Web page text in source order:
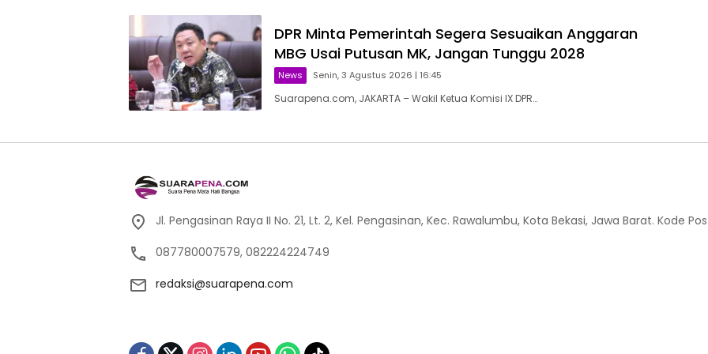
DPR Minta Pemerintah Segera Sesuaikan Anggaran
MBG Usai Putusan MK, Jangan Tunggu 2028
News Senin, 3 Agustus 2026 | 16:45
Suarapena.com, JAKARTA – Wakil Ketua Komisi IX DPR…
Jl. Pengasinan Raya II No. 21, Lt. 2, Kel. Pengasinan, Kec. Rawalumbu, Kota Bekasi, Jawa Barat. Kode Pos
087780007579, 082224224749
redaksi@suarapena.com